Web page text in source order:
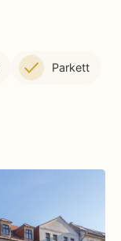
Parkett